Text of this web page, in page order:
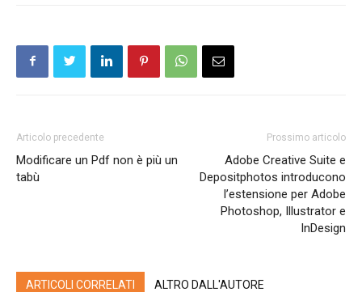
Articolo precedente
Modificare un Pdf non è più un
tabù
Prossimo articolo
Adobe Creative Suite e
Depositphotos introducono
l’estensione per Adobe
Photoshop, Illustrator e
InDesign
ARTICOLI CORRELATI ALTRO DALL'AUTORE